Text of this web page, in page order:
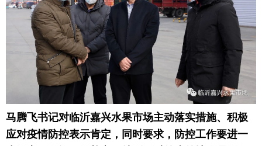
马腾飞书记对临沂嘉兴水果市场主动落实措施、积极
应对疫情防控表示肯定，同时要求，防控工作要进一